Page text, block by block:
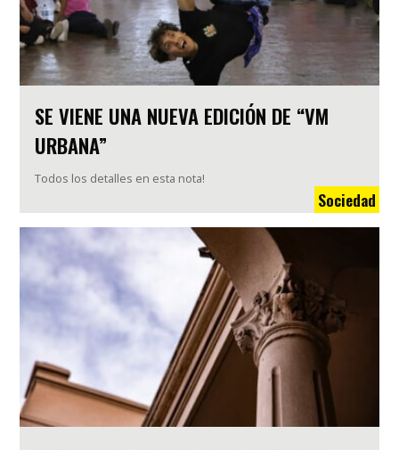
SE VIENE UNA NUEVA EDICIÓN DE “VM
URBANA”
Todos los detalles en esta nota!
Sociedad